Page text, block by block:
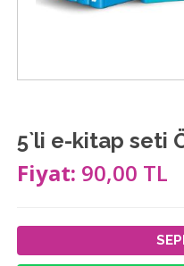
5`li e-kitap seti
Fiyat: 90,00 TL